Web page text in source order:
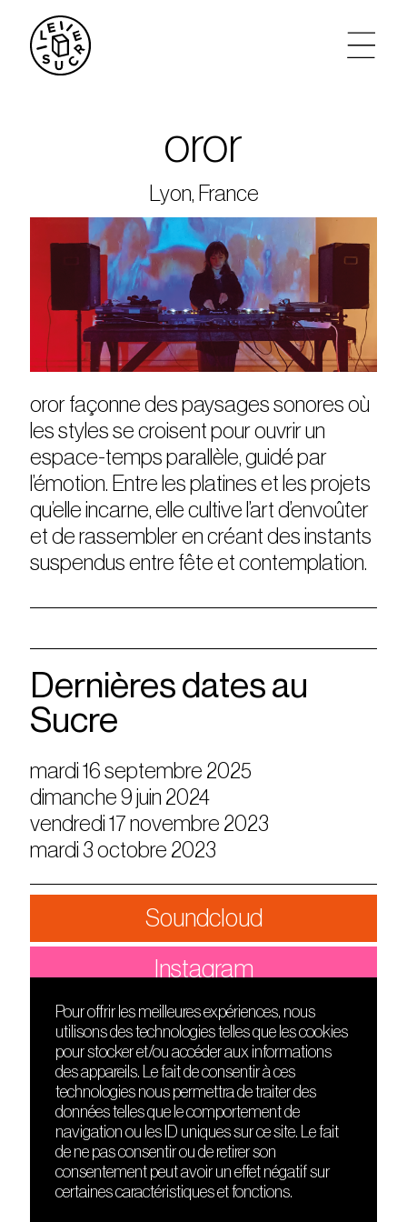
agenda
tickets
le sucre max
partenariats
privatisations
oror
Lyon, France
oror façonne des paysages sonores où
les styles se croisent pour ouvrir un
espace-temps parallèle, guidé par
l’émotion. Entre les platines et les projets
qu’elle incarne, elle cultive l’art d’envoûter
et de rassembler en créant des instants
suspendus entre fête et contemplation.
Dernières dates au
Sucre
mardi 16 septembre 2025
dimanche 9 juin 2024
vendredi 17 novembre 2023
mardi 3 octobre 2023
Soundcloud
Instagram
DÉCOUVRIR
Le lieu
Contact
Presse
Cours de DJing
TMLAB
FRIENDS
Nuits sonores
HEAT
Hôtel71
La Gaîté Lyrique
Pour offrir les meilleures expériences, nous
utilisons des technologies telles que les cookies
pour stocker et/ou accéder aux informations
des appareils. Le fait de consentir à ces
technologies nous permettra de traiter des
données telles que le comportement de
navigation ou les ID uniques sur ce site. Le fait
de ne pas consentir ou de retirer son
consentement peut avoir un effet négatif sur
certaines caractéristiques et fonctions.